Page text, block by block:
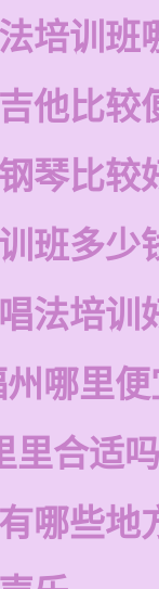
培训班
他比较
琴比较
班多少
法培训
哪里
里合适吗
哪些地